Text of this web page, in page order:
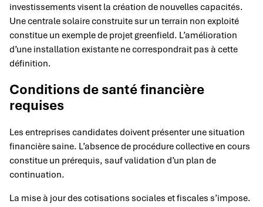
investissements visent la création de nouvelles capacités.
Une centrale solaire construite sur un terrain non exploité
constitue un exemple de projet greenfield. L’amélioration
d’une installation existante ne correspondrait pas à cette
définition.
Conditions de santé financière
requises
Les entreprises candidates doivent présenter une situation
financière saine. L’absence de procédure collective en cours
constitue un prérequis, sauf validation d’un plan de
continuation.
La mise à jour des cotisations sociales et fiscales s’impose.